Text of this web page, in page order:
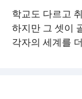
학교도 다르고
하지만 그 셋이
각자의 세계를